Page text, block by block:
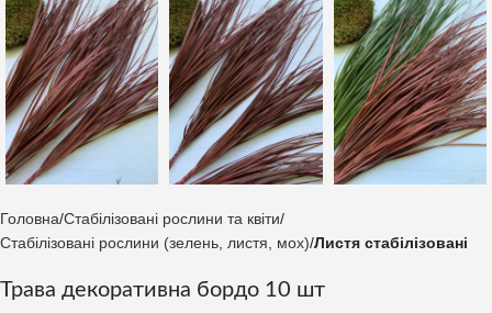
Головна Стабілізовані рослини та квіти
Стабілізовані рослини (зелень, листя, мох) Листя стабілізовані
Трава декоративна бордо 10 шт